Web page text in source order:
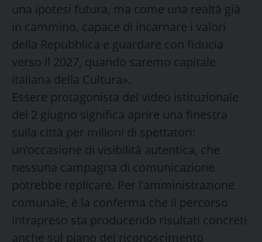
una ipotesi futura, ma come una realtà già
in cammino, capace di incarnare i valori
della Repubblica e guardare con fiducia
verso il 2027, quando saremo capitale
italiana della Cultura».
Essere protagonista del video istituzionale
del 2 giugno significa aprire una finestra
sulla città per milioni di spettatori:
un’occasione di visibilità autentica, che
nessuna campagna di comunicazione
potrebbe replicare. Per l’amministrazione
comunale, è la conferma che il percorso
intrapreso sta producendo risultati concreti
anche sul piano del riconoscimento